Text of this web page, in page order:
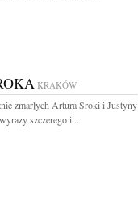
KRAKÓW
zmarłych Artura Sroki i Justyny
szczerego i...